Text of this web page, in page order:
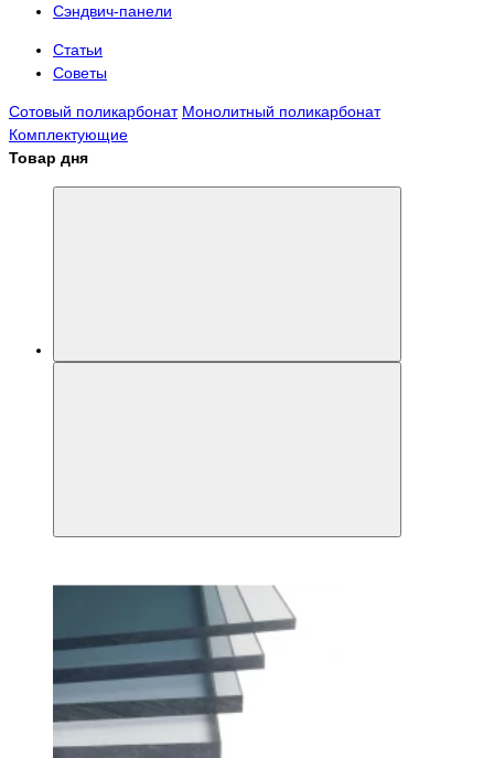
Сэндвич-панели
Статьи
Советы
Сотовый поликарбонат Монолитный поликарбонат
Комплектующие
Товар дня